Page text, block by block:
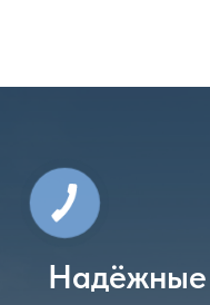
Надёжные
КНОПКА
СВЯЗИ